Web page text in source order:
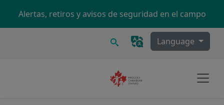
Alertas, retiros y avisos de seguridad en el campo
Buscar Language